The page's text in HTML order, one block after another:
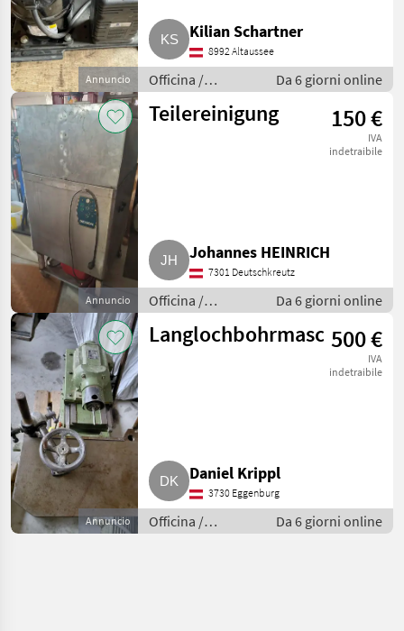
Annuncio
Kilian Schartner
8992 Altaussee
Officina /
Attrezzeria
Da 6 giorni online
Annuncio
Teilereinigung 150 €
IVA
indetraibile
Johannes HEINRICH
7301 Deutschkreutz
Officina /
Attrezzeria
Da 6 giorni online
Annuncio
Langlochbohrmaschine
500 €
IVA
indetraibile
Daniel Krippl
3730 Eggenburg
Officina /
Attrezzeria
Da 6 giorni online